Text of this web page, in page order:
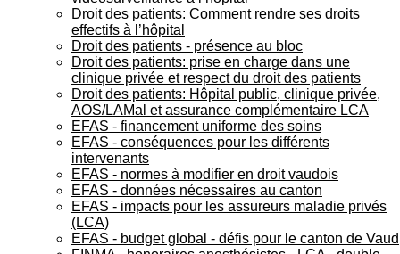
Droit des patients: Comment rendre ses droits
effectifs à l’hôpital
Droit des patients - présence au bloc
Droit des patients: prise en charge dans une
clinique privée et respect du droit des patients
Droit des patients: Hôpital public, clinique privée,
AOS/LAMal et assurance complémentaire LCA
EFAS - financement uniforme des soins
EFAS - conséquences pour les différents
intervenants
EFAS - normes à modifier en droit vaudois
EFAS - données nécessaires au canton
EFAS - impacts pour les assureurs maladie privés
(LCA)
EFAS - budget global - défis pour le canton de Vaud